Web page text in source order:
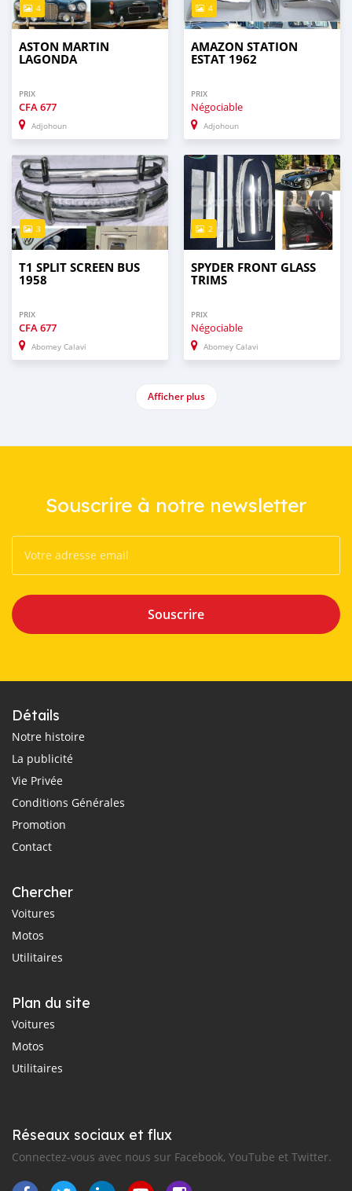
4
ASTON MARTIN
LAGONDA
PRIX
CFA677
Adjohoun
4
AMAZON STATION
ESTAT 1962
PRIX
Négociable
Adjohoun
3
T1 SPLIT SCREEN BUS
1958
PRIX
CFA 677
Abomey Calavi
2
SPYDER FRONT GLASS
TRIMS
PRIX
Négociable
Abomey Calavi
Afficher plus
Souscrire à notre newsletter
Souscrire
Détails
Notre histoire
La publicité
Vie Privée
Conditions Générales
Promotion
Contact
Chercher
Voitures
Motos
Utilitaires
Plan du site
Voitures
Motos
Utilitaires
Réseaux sociaux et flux
Connectez-vous avec nous sur Facebook, YouTube et Twitter.